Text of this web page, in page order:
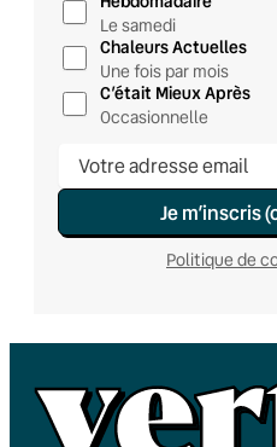
Le samedi
Chaleurs Actuelles
Une fois par mois
C’était Mieux Après
Occasionnelle
Je m’inscris
Politique de